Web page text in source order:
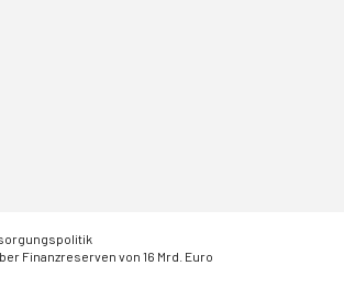
Finanzreserven von 16 Mrd. Euro